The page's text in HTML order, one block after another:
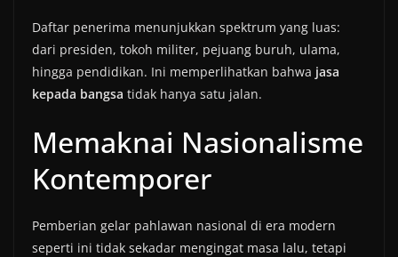
Daftar penerima menunjukkan spektrum yang luas:
dari presiden, tokoh militer, pejuang buruh, ulama,
hingga pendidikan. Ini memperlihatkan bahwa jasa
kepada bangsa tidak hanya satu jalan.
Memaknai Nasionalisme
Kontemporer
Pemberian gelar pahlawan nasional di era modern
seperti ini tidak sekadar mengingat masa lalu, tetapi